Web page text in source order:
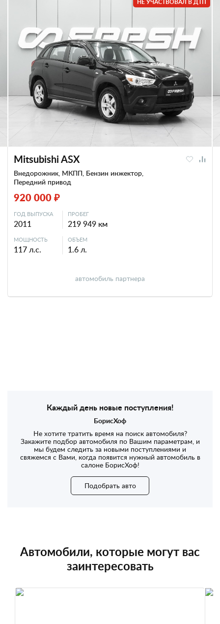
НЕ УЧАСТВОВАЛ В ДТП
Mitsubishi ASX
Внедорожник, МКПП, Бензин инжектор,
Передний привод
920 000 ₽
ГОД ВЫПУСКА
2011
ПРОБЕГ
219 949 км
МОЩНОСТЬ
117 л.с.
ОБЪЕМ
1.6 л.
автомобиль партнера
Каждый день новые поступления!
БорисХоф
Не хотите тратить время на поиск автомобиля?
Закажите подбор автомобиля по Вашим параметрам, и
мы будем следить за новыми поступлениями и
свяжемся с Вами, когда появится нужный автомобиль в
салоне БорисХоф!
Подобрать авто
Автомобили, которые могут вас
заинтересовать